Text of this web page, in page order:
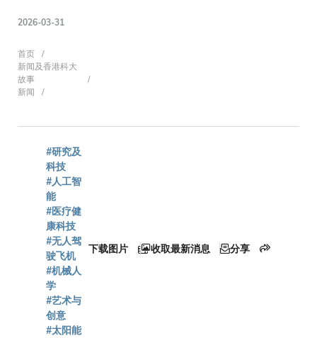
2026-03-31
面
包
屑
首页
新闻及香港科大
故事
新闻
#研究及
科技
#人工智
能
#医疗健
康科技
#无人驾
驶飞机
#机械人
学
#艺术与
创意
#太阳能
下载图片 收取最新消息 分享